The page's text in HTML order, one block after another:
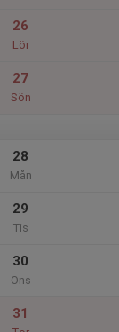
26
Lör
27
Sön
28
Mån
29
Tis
30
Ons
31